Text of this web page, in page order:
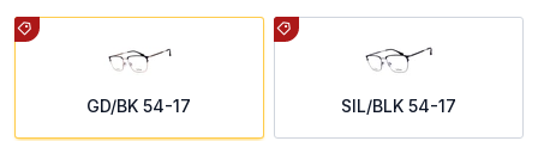
GD/BK 54-17 SIL/BLK 54-17